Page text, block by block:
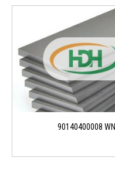
90140400008